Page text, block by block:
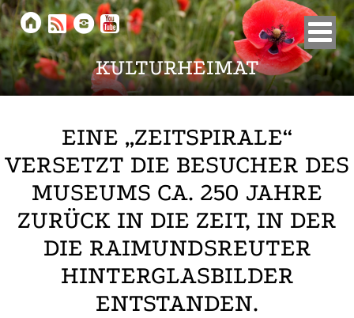
KULTURHEIMAT
    
EINE „ZEITSPIRALE“
VERSETZT DIE BESUCHER DES
MUSEUMS CA. 250 JAHRE
ZURÜCK IN DIE ZEIT, IN DER
DIE RAIMUNDSREUTER
HINTERGLASBILDER
ENTSTANDEN.